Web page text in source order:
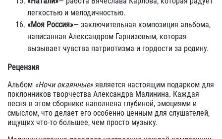
легкостью и мелодичностью.
«Моя Россия»— заключительная композиция альбома,
написанная Александром Гарнизовым, которая
вызывает чувства патриотизма и гордости за родину.
Рецензия
Альбом «Ночи окаянные»является настоящим подарком для
поклонников творчества Александра Малинина. Каждая
песня в этом сборнике наполнена глубиной, эмоциями и
смыслом, что делает его особенно ценным для слушателей,
ищущих что-то большее, чем просто музыку.